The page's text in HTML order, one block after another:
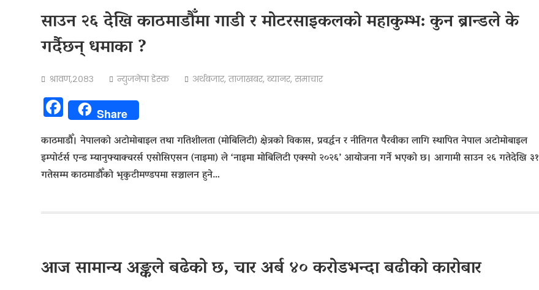
साउन २६ देखि काठमाडौँमा गाडी र मोटरसाइकलको महाकुम्भ: कुन ब्रान्डले के
गर्दैछन् धमाका ?
श्रावण,२०८३ न्युजनेपा डेस्क अर्थबजार,ताजाखबर,ब्यानर, समाचार
Facebook
Share
काठमाडौँ। नेपालको अटोमोबाइल तथा गतिशीलता (मोबिलिटी) क्षेत्रको विकास, प्रवर्द्धन र नीतिगत पैरवीका लागि स्थापित नेपाल अटोमोबाइल
इम्पोर्टर्स एन्ड म्यानुफ्याक्चरर्स एसोसिएसन (नाइमा) ले ‘नाइमा मोबिलिटी एक्स्पो २०२६’ आयोजना गर्ने भएको छ। आगामी साउन २६ गतेदेखि ३१
गतेसम्म काठमाडौँको भृकुटीमण्डपमा सञ्चालन हुने…
आज सामान्य अङ्कले बढेको छ, चार अर्ब ४० करोडभन्दा बढीको कारोबार